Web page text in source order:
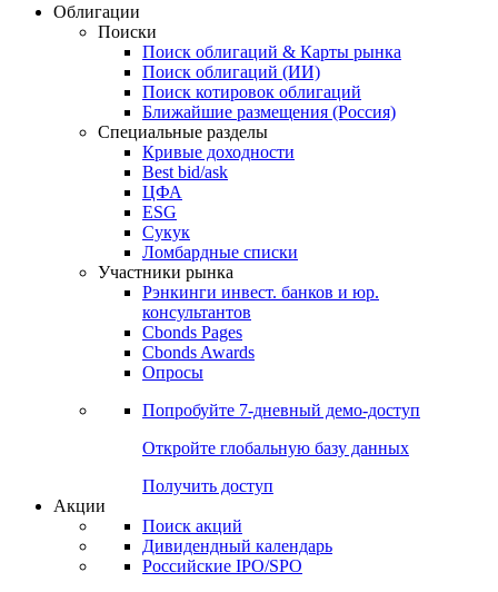
Облигации
Поиски
Поиск облигаций & Карты рынка
Поиск облигаций (ИИ)
Поиск котировок облигаций
Ближайшие размещения (Россия)
Специальные разделы
Кривые доходности
Best bid/ask
ЦФА
ESG
Сукук
Ломбардные списки
Участники рынка
Рэнкинги инвест. банков и юр.
консультантов
Cbonds Pages
Cbonds Awards
Опросы
Попробуйте 7-дневный демо-доступ
Откройте глобальную базу данных
Получить доступ
Акции
Поиск акций
Дивидендный календарь
Российские IPO/SPO